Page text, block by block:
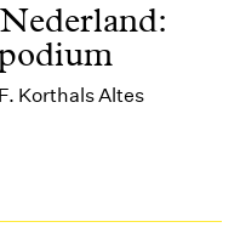
Korthals Altes